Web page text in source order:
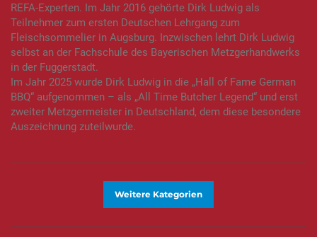
REFA-Experten. Im Jahr 2016 gehörte Dirk Ludwig als
Teilnehmer zum ersten Deutschen Lehrgang zum
Fleischsommelier in Augsburg. Inzwischen lehrt Dirk Ludwig
selbst an der Fachschule des Bayerischen Metzgerhandwerks
in der Fuggerstadt.
Im Jahr 2025 wurde Dirk Ludwig in die „Hall of Fame German
BBQ“ aufgenommen – als „All Time Butcher Legend“ und erst
zweiter Metzgermeister in Deutschland, dem diese besondere
Auszeichnung zuteilwurde.
Weitere Kategorien